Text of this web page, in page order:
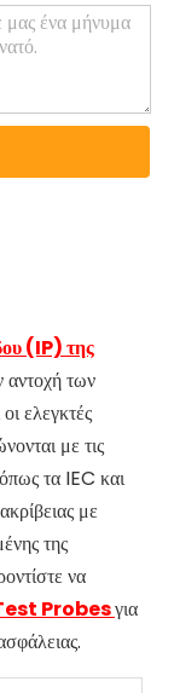
(IP) της
αντοχή των
ελεγκτές
με τις
τα IEC και
με
της
να
Probesγια